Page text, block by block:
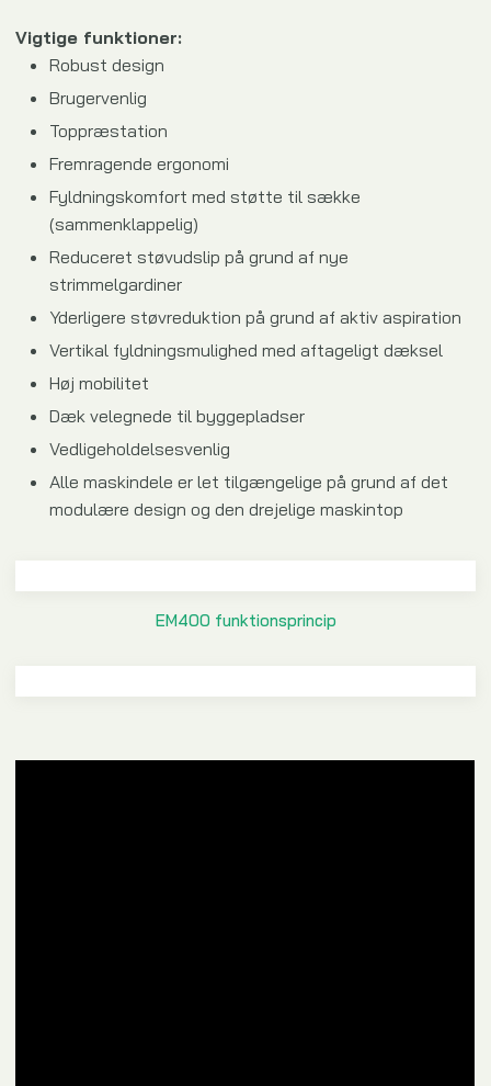
Vigtige funktioner:
Robust design
Brugervenlig
Toppræstation
Fremragende ergonomi
Fyldningskomfort med støtte til sække
(sammenklappelig)
Reduceret støvudslip på grund af nye
strimmelgardiner
Yderligere støvreduktion på grund af aktiv aspiration
Vertikal fyldningsmulighed med aftageligt dæksel
Høj mobilitet
Dæk velegnede til byggepladser
Vedligeholdelsesvenlig
Alle maskindele er let tilgængelige på grund af det
modulære design og den drejelige maskintop
EM400 funktionsprincip​